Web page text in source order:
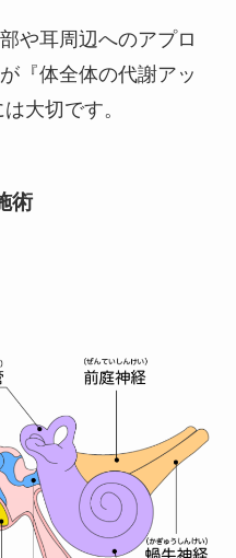
や耳周辺へのアプロ
『体全体の代謝アッ
大切です。
術